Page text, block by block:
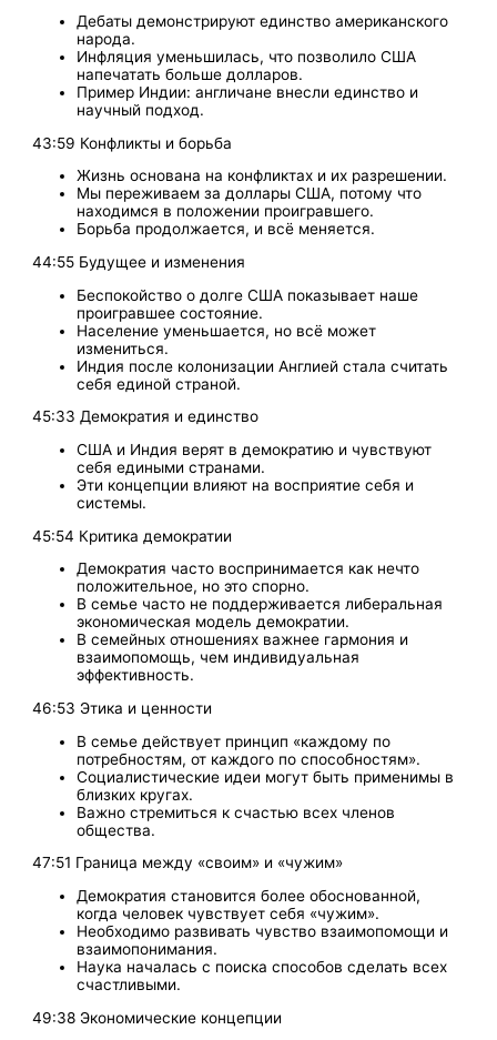
Дебаты демонстрируют единство американского
народа.
Инфляция уменьшилась, что позволило США
напечатать больше долларов.
Пример Индии: англичане внесли единство и
научный подход.
43:59 Конфликты и борьба
Жизнь основана на конфликтах и их разрешении.
Мы переживаем за доллары США, потому что
находимся в положении проигравшего.
Борьба продолжается, и всё меняется.
44:55 Будущее и изменения
Беспокойство о долге США показывает наше
проигравшее состояние.
Население уменьшается, но всё может
измениться.
Индия после колонизации Англией стала считать
себя единой страной.
45:33 Демократия и единство
США и Индия верят в демократию и чувствуют
себя едиными странами.
Эти концепции влияют на восприятие себя и
системы.
45:54 Критика демократии
Демократия часто воспринимается как нечто
положительное, но это спорно.
В семье часто не поддерживается либеральная
экономическая модель демократии.
В семейных отношениях важнее гармония и
взаимопомощь, чем индивидуальная
эффективность.
46:53 Этика и ценности
В семье действует принцип «каждому по
потребностям, от каждого по способностям».
Социалистические идеи могут быть применимы в
близких кругах.
Важно стремиться к счастью всех членов
общества.
47:51 Граница между «своим» и «чужим»
Демократия становится более обоснованной,
когда человек чувствует себя «чужим».
Необходимо развивать чувство взаимопомощи и
взаимопонимания.
Наука началась с поиска способов сделать всех
счастливыми.
49:38 Экономические концепции